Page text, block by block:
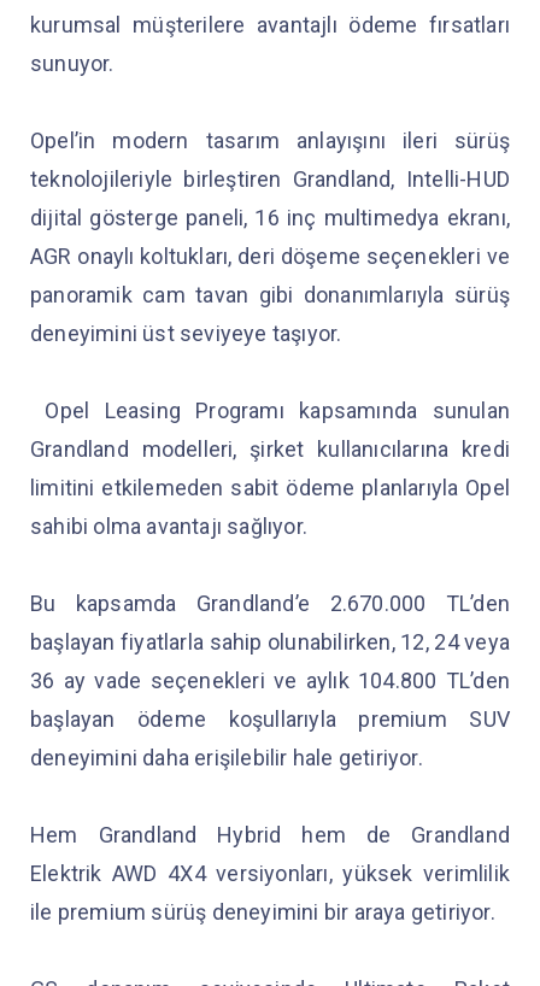
kurumsal müşterilere avantajlı ödeme fırsatları
sunuyor.
Opel’in modern tasarım anlayışını ileri sürüş
teknolojileriyle birleştiren Grandland, Intelli-HUD
dijital gösterge paneli, 16 inç multimedya ekranı,
AGR onaylı koltukları, deri döşeme seçenekleri ve
panoramik cam tavan gibi donanımlarıyla sürüş
deneyimini üst seviyeye taşıyor.
Opel Leasing Programı kapsamında sunulan
Grandland modelleri, şirket kullanıcılarına kredi
limitini etkilemeden sabit ödeme planlarıyla Opel
sahibi olma avantajı sağlıyor.
Bu kapsamda Grandland’e 2.670.000 TL’den
başlayan fiyatlarla sahip olunabilirken, 12, 24 veya
36 ay vade seçenekleri ve aylık 104.800 TL’den
başlayan ödeme koşullarıyla premium SUV
deneyimini daha erişilebilir hale getiriyor.
Hem Grandland Hybrid hem de Grandland
Elektrik AWD 4X4 versiyonları, yüksek verimlilik
ile premium sürüş deneyimini bir araya getiriyor.